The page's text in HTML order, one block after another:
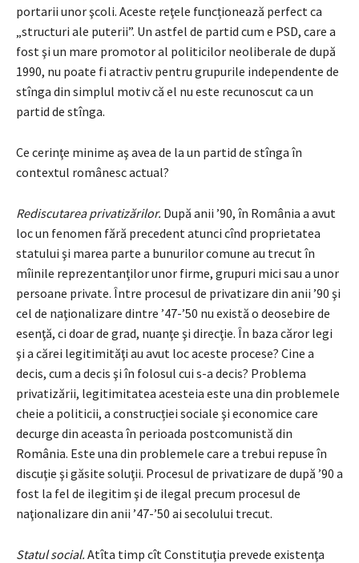
portarii unor şcoli. Aceste reţele funcționează perfect ca
„structuri ale puterii”. Un astfel de partid cum e PSD, care a
fost şi un mare promotor al politicilor neoliberale de după
1990, nu poate fi atractiv pentru grupurile independente de
stînga din simplul motiv că el nu este recunoscut ca un
partid de stînga.
Ce cerinţe minime aş avea de la un partid de stînga în
contextul românesc actual?
Rediscutarea privatizărilor. După anii ’90, în România a avut
loc un fenomen fără precedent atunci cînd proprietatea
statului şi marea parte a bunurilor comune au trecut în
mîinile reprezentanţilor unor firme, grupuri mici sau a unor
persoane private. Între procesul de privatizare din anii ’90 şi
cel de naţionalizare dintre ’47-’50 nu există o deosebire de
esenţă, ci doar de grad, nuanţe şi direcţie. În baza căror legi
şi a cărei legitimităţi au avut loc aceste procese? Cine a
decis, cum a decis şi în folosul cui s-a decis? Problema
privatizării, legitimitatea acesteia este una din problemele
cheie a politicii, a construcției sociale şi economice care
decurge din aceasta în perioada postcomunistă din
România. Este una din problemele care a trebui repuse în
discuţie şi găsite soluţii. Procesul de privatizare de după ’90 a
fost la fel de ilegitim şi de ilegal precum procesul de
naţionalizare din anii ’47-’50 ai secolului trecut.
Statul social. Atîta timp cît Constituţia prevede existenţa